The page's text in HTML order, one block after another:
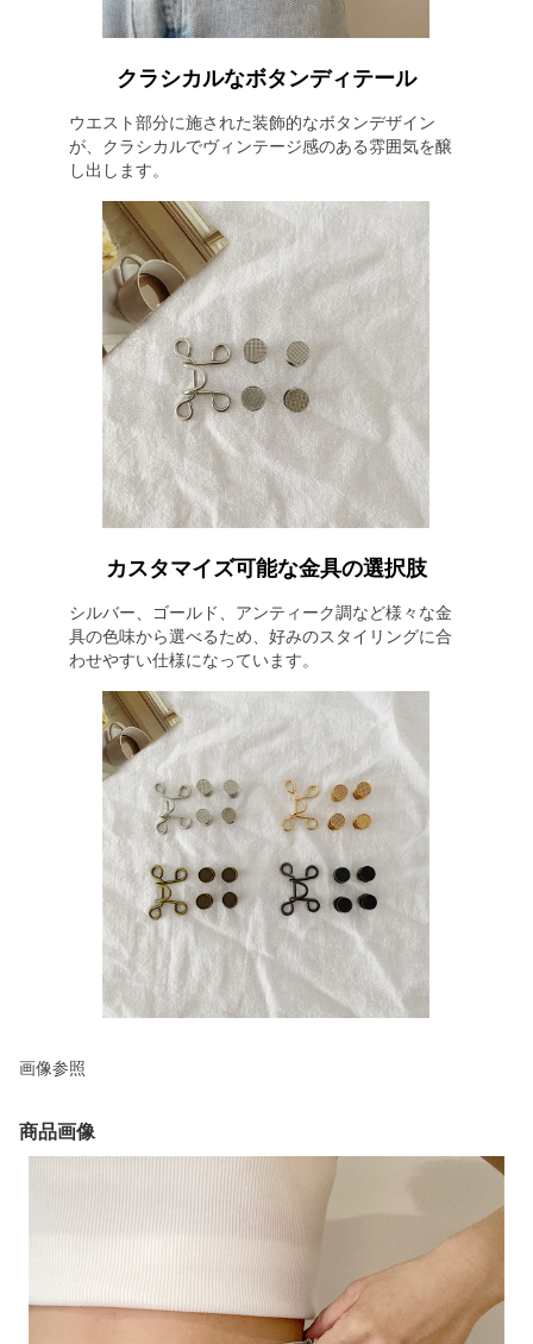
クラシカルなボタンディテール
ウエスト部分に施された装飾的なボタンデザイン
が、クラシカルでヴィンテージ感のある雰囲気を醸
し出します。
カスタマイズ可能な金具の選択肢
シルバー、ゴールド、アンティーク調など様々な金
具の色味から選べるため、好みのスタイリングに合
わせやすい仕様になっています。
画像参照
商品画像